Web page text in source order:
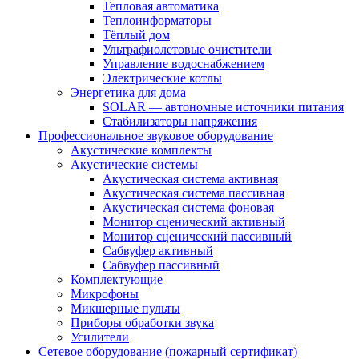
Тепловая автоматика
Теплоинформаторы
Тёплый дом
Ультрафиолетовые очистители
Управление водоснабжением
Электрические котлы
Энергетика для дома
SOLAR — автономные источники питания
Стабилизаторы напряжения
Профессиональное звуковое оборудование
Акустические комплекты
Акустические системы
Акустическая система активная
Акустическая система пассивная
Акустическая система фоновая
Монитор сценический активный
Монитор сценический пассивный
Сабвуфер активный
Сабвуфер пассивный
Комплектующие
Микрофоны
Микшерные пульты
Приборы обработки звука
Усилители
Сетевое оборудование (пожарный сертификат)